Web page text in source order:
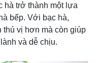
hà trở thành một lựa
bếp. Với bạc hà,
thú vị hơn mà còn giúp
và dễ chịu.